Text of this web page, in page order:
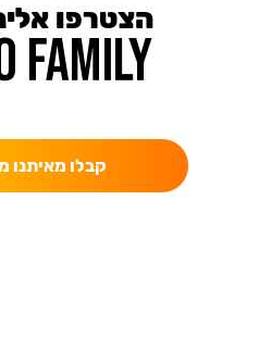
הצטרפו
קבלו מאיתנו